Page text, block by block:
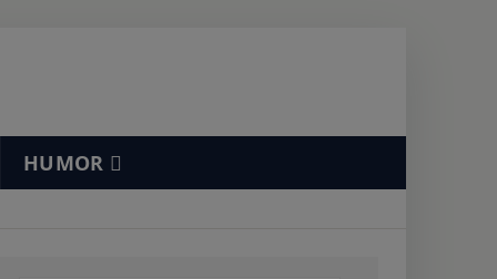
HUMOR